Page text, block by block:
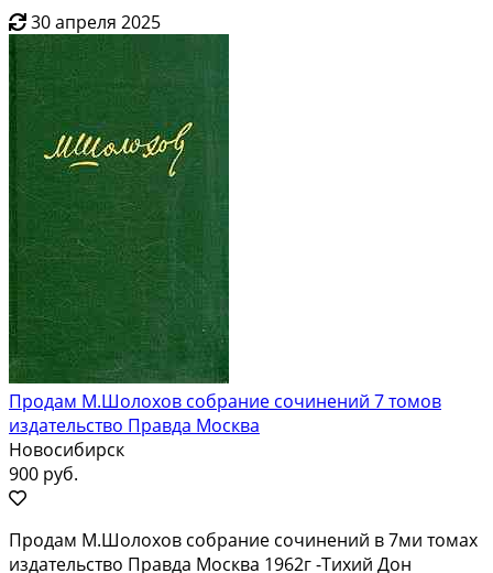
30 апреля 2025
Продам М.Шолохов собрание сочинений 7 томов
издательство Правда Москва
Новосибирск
900 руб.
Продам М.Шолохов собрание сочинений в 7ми томах
издательство Правда Москва 1962г -Тихий Дон